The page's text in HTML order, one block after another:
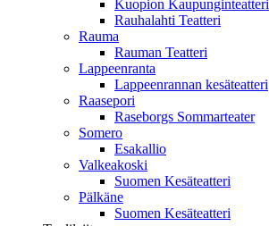
Kuopion Kaupunginteatteri
Rauhalahti Teatteri
Rauma
Rauman Teatteri
Lappeenranta
Lappeenrannan kesäteatteri
Raasepori
Raseborgs Sommarteater
Somero
Esakallio
Valkeakoski
Suomen Kesäteatteri
Pälkäne
Suomen Kesäteatteri